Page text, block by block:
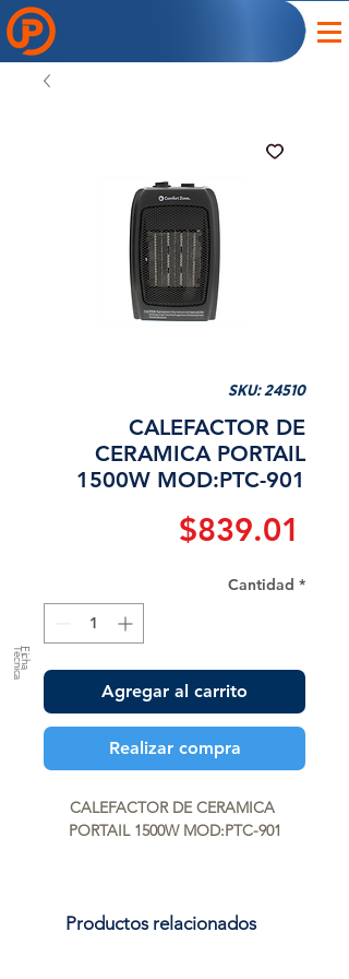
F
ic
h
a
T
é
c
n
ic
a
SKU: 24510
CALEFACTOR DE
CERAMICA PORTAIL
1500W MOD:PTC-901
$839.01
Cantidad *
Agregar al carrito
Realizar compra
CALEFACTOR DE CERAMICA
PORTAIL 1500W MOD:PTC-901
Productos relacionados